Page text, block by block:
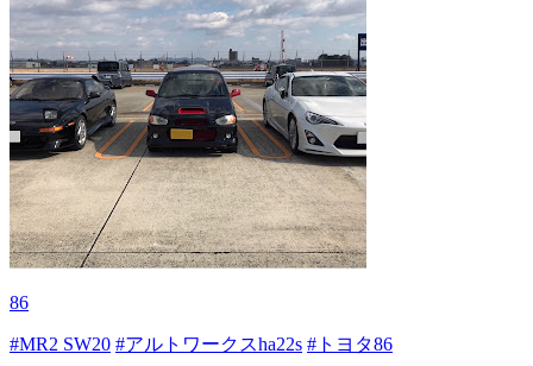
86
#MR2 SW20 #アルトワークスha22s #トヨタ86